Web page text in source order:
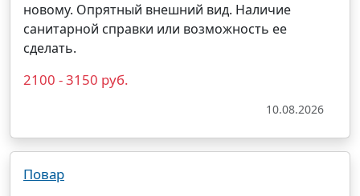
новому. Опрятный внешний вид. Наличие
санитарной справки или возможность ее
сделать.
2100 - 3150 руб.
10.08.2026
Повар